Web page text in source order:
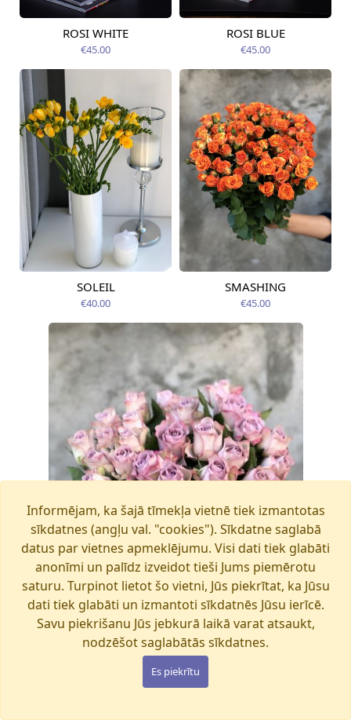
Pieejams šodien
ROSI WHITE
€45.00
Pieejams šodien
ROSI BLUE
€45.00
Pieejams šodien
SOLEIL
€40.00
Pieejama no
SMASHING
€45.00
MEMORY LANE
Informējam, ka šajā tīmekļa vietnē tiek izmantotas
sīkdatnes (angļu val. "cookies"). Sīkdatne saglabā
datus par vietnes apmeklējumu. Visi dati tiek glabāti
anonīmi un palīdz izveidot tieši Jums piemērotu
saturu. Turpinot lietot šo vietni, Jūs piekrītat, ka Jūsu
dati tiek glabāti un izmantoti sīkdatnēs Jūsu ierīcē.
Savu piekrišanu Jūs jebkurā laikā varat atsaukt,
nodzēšot saglabātās sīkdatnes.
Es piekrītu